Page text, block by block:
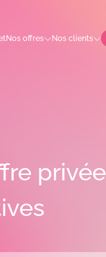
Nos offres Nos clients
privée